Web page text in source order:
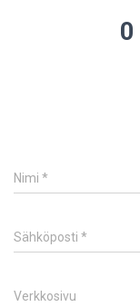
Nimi *
Sähköposti *
Verkkosivu